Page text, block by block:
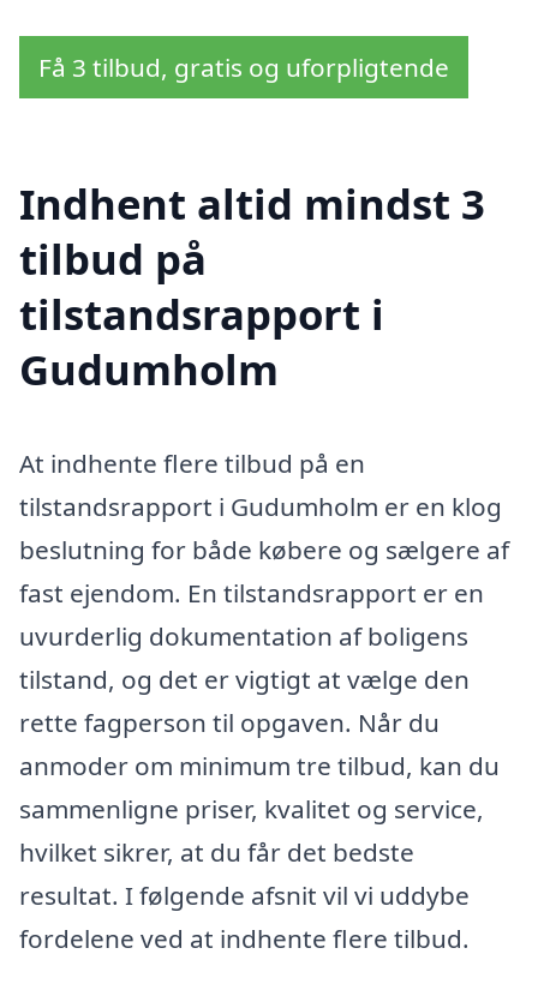
Få 3 tilbud, gratis og uforpligtende
Indhent altid mindst 3
tilbud på
tilstandsrapport i
Gudumholm
At indhente flere tilbud på en
tilstandsrapport i Gudumholm er en klog
beslutning for både købere og sælgere af
fast ejendom. En tilstandsrapport er en
uvurderlig dokumentation af boligens
tilstand, og det er vigtigt at vælge den
rette fagperson til opgaven. Når du
anmoder om minimum tre tilbud, kan du
sammenligne priser, kvalitet og service,
hvilket sikrer, at du får det bedste
resultat. I følgende afsnit vil vi uddybe
fordelene ved at indhente flere tilbud.